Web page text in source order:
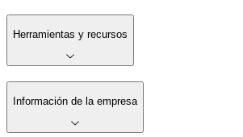
Herramientas y recursos
Información de la empresa